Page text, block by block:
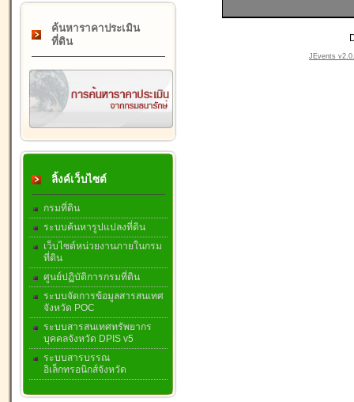
ค้นหาราคาประเมิน
ที่ดิน
ลิ้งค์เว็บไซต์
กรมที่ดิน
ระบบค้นหารูปแปลงที่ดิน
เว็บไซต์หน่วยงานภายในกรม
ที่ดิน
ศูนย์ปฏิบัติการกรมที่ดิน
ระบบจัดการข้อมูลสารสนเทศ
จังหวัด POC
ระบบสารสนเทศทรัพยากร
บุคคลจังหวัด DPIS v5
ระบบสารบรรณ
อิเล็กทรอนิกส์จังหวัด
JEvents